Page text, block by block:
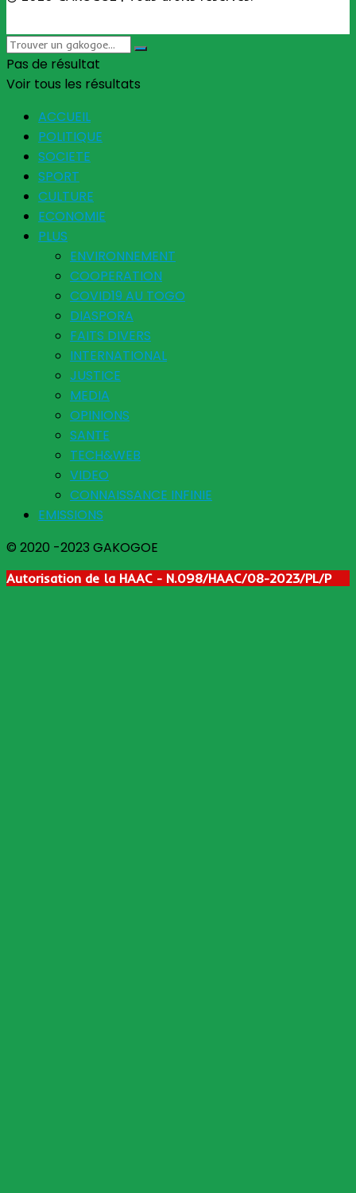
Pas de résultat
Voir tous les résultats
ACCUEIL
POLITIQUE
SOCIETE
SPORT
CULTURE
ECONOMIE
PLUS
ENVIRONNEMENT
COOPERATION
COVID19 AU TOGO
DIASPORA
FAITS DIVERS
INTERNATIONAL
JUSTICE
MEDIA
OPINIONS
SANTE
TECH&WEB
VIDEO
CONNAISSANCE INFINIE
EMISSIONS
© 2020 -2023 GAKOGOE
Autorisation de la HAAC - N.098/HAAC/08-2023/PL/P